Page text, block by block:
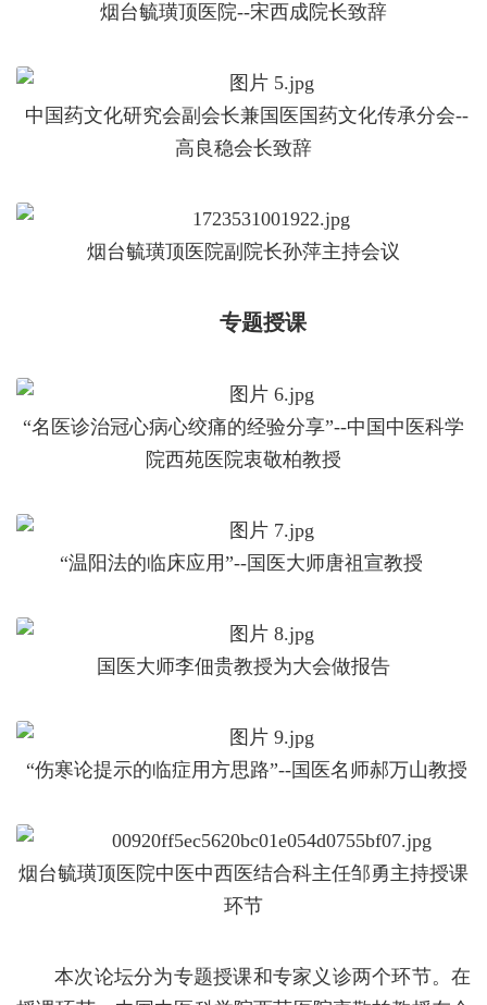
烟台毓璜顶医院--宋西成院长致辞
中国药文化研究会副会长兼国医国药文化传承分会--
高良稳会长致辞
烟台毓璜顶医院副院长孙萍主持会议
专题授课
“名医诊治冠心病心绞痛的经验分享”--中国中医科学
院西苑医院衷敬柏教授
“温阳法的临床应用”--国医大师唐祖宣教授
国医大师李佃贵教授为大会做报告
“伤寒论提示的临症用方思路”--国医名师郝万山教授
烟台毓璜顶医院中医中西医结合科主任邹勇主持授课
环节
本次论坛分为专题授课和专家义诊两个环节。在